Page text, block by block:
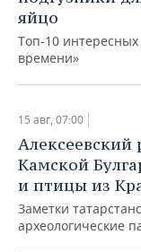
яйцо
Топ-10 интересных
времени»
15 авг, 07:00
Алексеевский
Камской
и птицы из
Заметки
археологические